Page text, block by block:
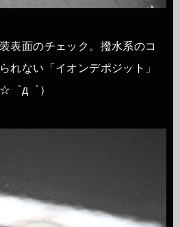
表面のチェック。撥水系のコ
れない「イオンデポジット」
゜д゜）